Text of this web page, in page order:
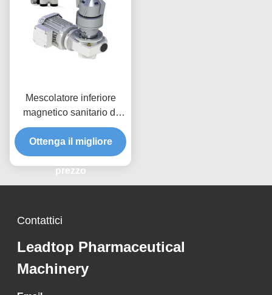
Mescolatore inferiore
magnetico sanitario di
acciaio inossidabile
dell'agitatore del
miscelatore 3a
Ottenga il migliore
prezzo
Contattici
Leadtop Pharmaceutical
Machinery